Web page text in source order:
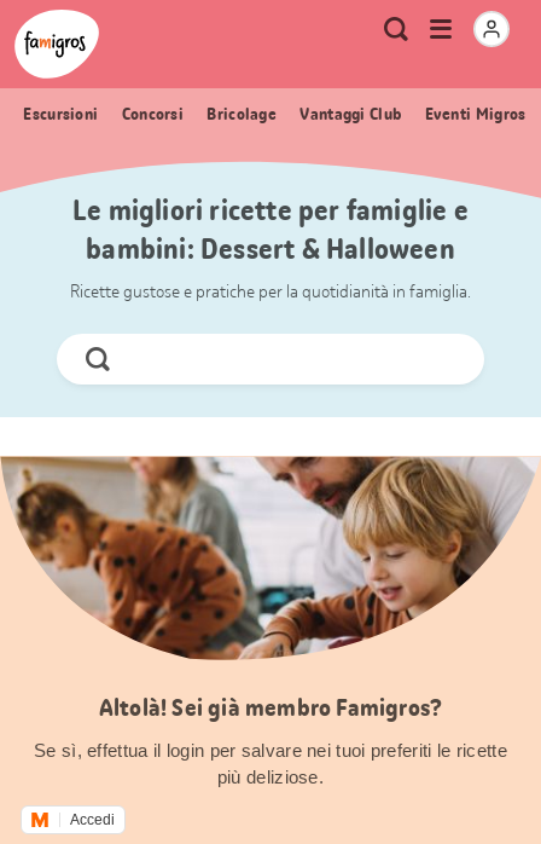
Navigazione
segnalibri
Header
Logo Metanavigazione
Ricerca
Apri
menu
Escursioni Concorsi Bricolage Vantaggi Club Eventi Migros
Le migliori ricette per famiglie e
bambini: Dessert & Halloween
Ricette gustose e pratiche per la quotidianità in famiglia.
Cerca
ora
Altolà! Sei già membro Famigros?
Se sì, effettua il login per salvare nei tuoi preferiti le ricette
più deliziose.
Accedi